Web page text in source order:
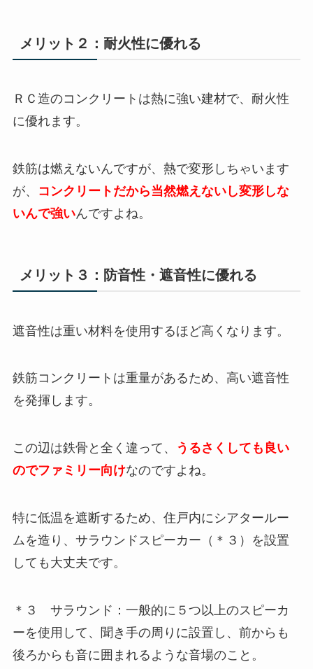
メリット２：耐火性に優れる
ＲＣ造のコンクリートは熱に強い建材で、耐火性
に優れます。
鉄筋は燃えないんですが、熱で変形しちゃいます
が、
コンクリートだから当然燃えないし変形しな
いんで強いんですよね。
メリット３：防音性・遮音性に優れる
遮音性は重い材料を使用するほど高くなります。
鉄筋コンクリートは重量があるため、高い遮音性
を発揮します。
この辺は鉄骨と全く違って、
うるさくしても良い
のでファミリー向けなのですよね。
特に低温を遮断するため、住戸内にシアタールー
ムを造り、サラウンドスピーカー（＊３）を設置
しても大丈夫です。
＊３ サラウンド：一般的に５つ以上のスピーカ
ーを使用して、聞き手の周りに設置し、前からも
後ろからも音に囲まれるような音場のこと。